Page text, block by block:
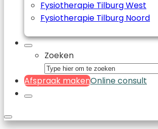
Fysiotherapie Tilburg West
Fysiotherapie Tilburg Noord
Zoeken
Afspraak makenOnline consult